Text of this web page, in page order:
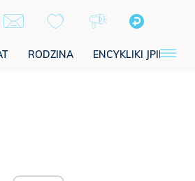
RODZINA ENCYKLIKI JPII